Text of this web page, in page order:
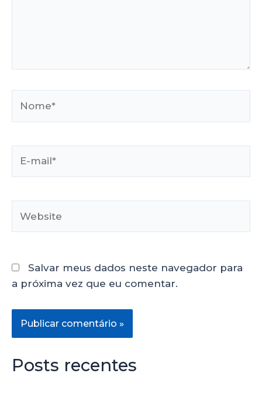
Salvar meus dados neste navegador para
a próxima vez que eu comentar.
Posts recentes